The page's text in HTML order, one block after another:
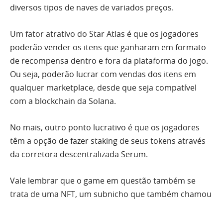
diversos tipos de naves de variados preços.
Um fator atrativo do Star Atlas é que os jogadores
poderão vender os itens que ganharam em formato
de recompensa dentro e fora da plataforma do jogo.
Ou seja, poderão lucrar com vendas dos itens em
qualquer marketplace, desde que seja compatível
com a blockchain da Solana.
No mais, outro ponto lucrativo é que os jogadores
têm a opção de fazer staking de seus tokens através
da corretora descentralizada Serum.
Vale lembrar que o game em questão também se
trata de uma NFT, um subnicho que também chamou